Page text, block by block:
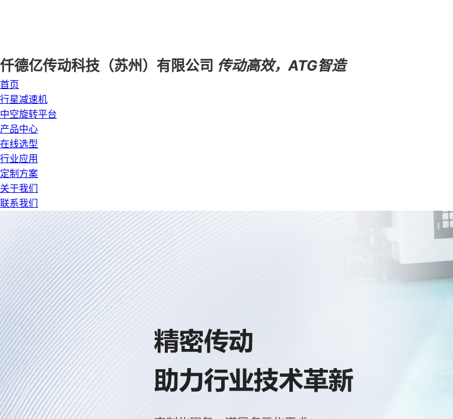
仟德亿传动科技（苏州）有限公司 传动高效，ATG智造
首页
行星减速机
中空旋转平台
产品中心
在线选型
行业应用
定制方案
关于我们
联系我们